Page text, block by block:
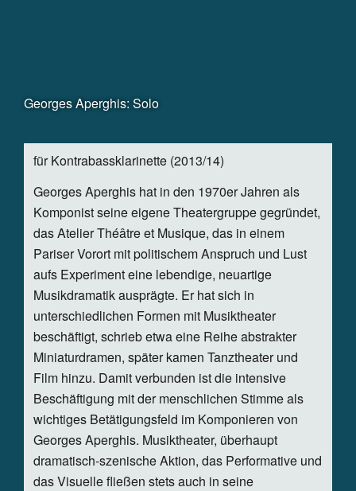
Georges Aperghis: Solo
für Kontrabassklarinette (2013/14)
Georges Aperghis hat in den 1970er Jahren als
Komponist seine eigene Theatergruppe gegründet,
das Atelier Théâtre et Musique, das in einem
Pariser Vorort mit politischem Anspruch und Lust
aufs Experiment eine lebendige, neuartige
Musikdramatik ausprägte. Er hat sich in
unterschiedlichen Formen mit Musiktheater
beschäftigt, schrieb etwa eine Reihe abstrakter
Miniaturdramen, später kamen Tanztheater und
Film hinzu. Damit verbunden ist die intensive
Beschäftigung mit der menschlichen Stimme als
wichtiges Betätigungsfeld im Komponieren von
Georges Aperghis. Musiktheater, überhaupt
dramatisch-szenische Aktion, das Performative und
das Visuelle fließen stets auch in seine